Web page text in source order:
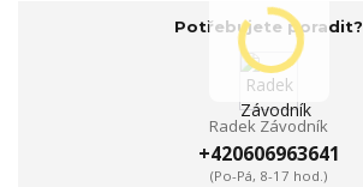
Potřebujete poradit?
Radek Závodník
+420606963641
(Po-Pá, 8-17 hod.)